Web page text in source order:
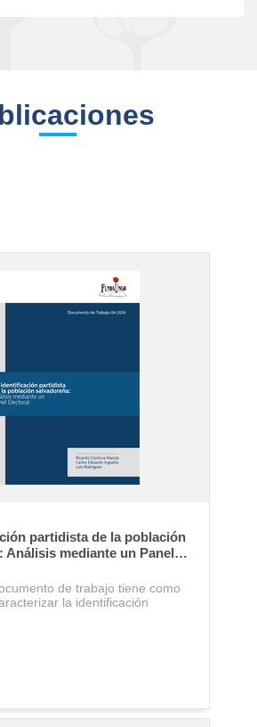
partidista de la población
Análisis mediante un Panel
de trabajo tiene como
la identificación